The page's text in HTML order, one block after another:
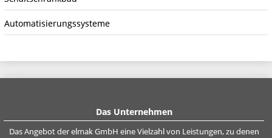
Automatisierungssysteme
Das Unternehmen
Das Angebot der elmak GmbH eine Vielzahl von Leistungen, zu denen